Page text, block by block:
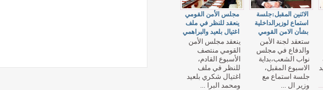
مجلس الأمن القومي
ينعقد للنظر في ملف
اغتيال بلعيد والبراهمي
ينعقد مجلس الأمن
القومي منتصف
الأسبوع القادم،
للنظر في ملف
اغتيال شكري بلعيد
ومحمد البرا ...
الاثنين المقبل:جلسة
استماع لوزيرالداخلية
بشأن الامن القومي
ستعقد لجنة الأمن
والدفاع في مجلس
نواب الشعب،بداية
الاسبوع المقبل،
جلسة استماع مع
وزير ال ...